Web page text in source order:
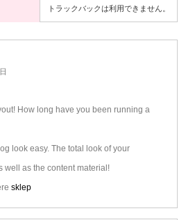
トラックバックは利用できません。
How long have you been running a
look easy. The total look of your
well as the content material!
sklep